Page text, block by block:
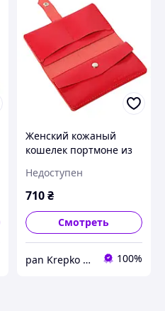
Женский кожаный
кошелек портмоне из
ручной работы
красное Promin
Недоступен
710₴
Смотреть
pan Krepko » кожаные изделия ручной работы 100%